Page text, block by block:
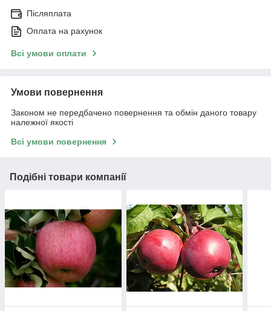
Післяплата
Оплата на рахунок
Всі умови оплати
Умови повернення
Законом не передбачено повернення та обмін даного товару
належної якості
Всі умови повернення
Подібні товари компанії